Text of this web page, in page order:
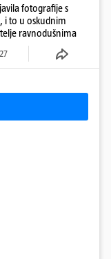
fotografije s
i to u oskudnim
ravnodušnima
27